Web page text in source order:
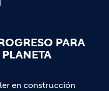
PARA
PLANETA
en construcción